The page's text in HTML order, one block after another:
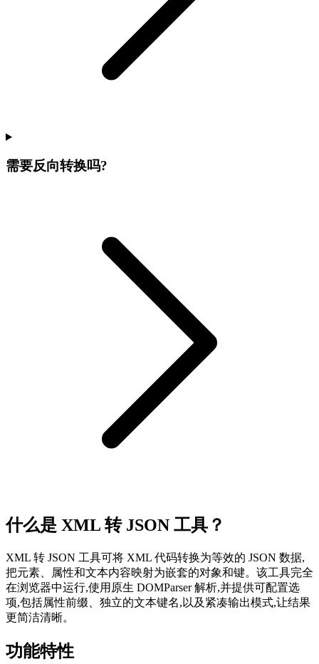
需要反向转换吗?
什么是 XML 转 JSON 工具？
XML 转 JSON 工具可将 XML 代码转换为等效的 JSON 数据,
把元素、属性和文本内容映射为嵌套的对象和键。该工具完全
在浏览器中运行,使用原生 DOMParser 解析,并提供可配置选
项,包括属性前缀、独立的文本键名,以及紧凑输出模式,让结果
更简洁清晰。
功能特性